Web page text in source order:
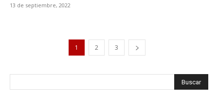
13 de septiembre, 2022
1 2 3